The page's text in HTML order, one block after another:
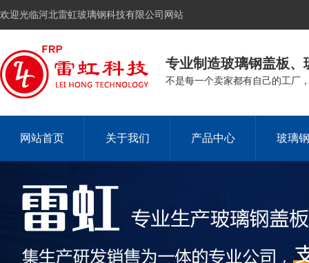
欢迎光临河北雷虹玻璃钢科技有限公司网站
专业制造玻璃钢盖板
不是每一个卖家都有自己的工厂
网站首页 关于我们 产品中心 玻璃